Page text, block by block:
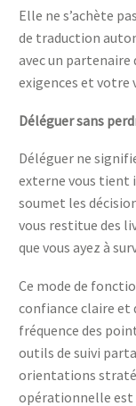
Elle ne s’achète
de traduction
avec un
exigences et votre
Déléguer sans
Déléguer ne
externe vous tient
soumet les
vous restitue des
que vous ayez à
Ce mode de
confiance claire et
fréquence des
outils de suivi
orientations
opérationnelle est